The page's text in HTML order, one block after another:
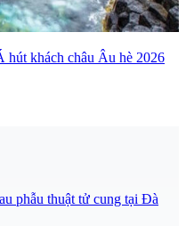
hút khách châu Âu hè 2026
phẫu thuật tử cung tại Đà